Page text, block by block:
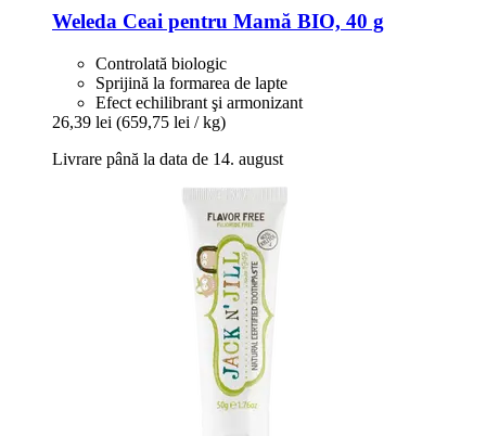
Weleda Ceai pentru Mamă BIO, 40 g
Controlată biologic
Sprijină la formarea de lapte
Efect echilibrant şi armonizant
26,39 lei (659,75 lei / kg)
Livrare până la data de 14. august